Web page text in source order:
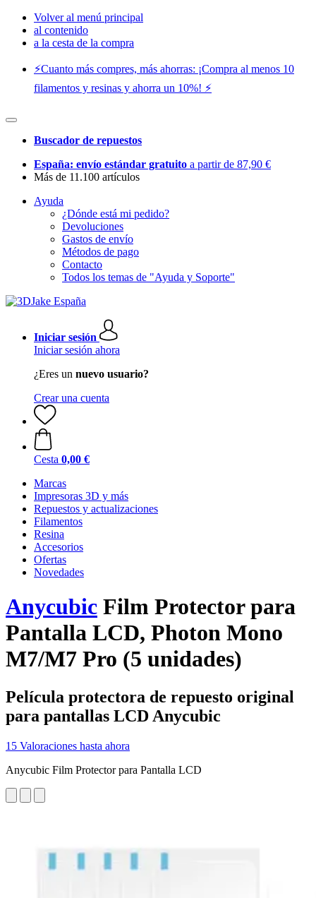
Volver al menú principal
al contenido
a la cesta de la compra
⚡️Cuanto más compres, más ahorras: ¡Compra al menos 10
filamentos y resinas y ahorra un 10%! ⚡️
Buscador de repuestos
España: envío estándar gratuito a partir de 87,90 €
Más de 11.100 artículos
Ayuda
¿Dónde está mi pedido?
Devoluciones
Gastos de envío
Métodos de pago
Contacto
Todos los temas de "Ayuda y Soporte"
Iniciar sesión
Iniciar sesión ahora
¿Eres un nuevo usuario?
Crear una cuenta
Cesta 0,00 €
Marcas
Impresoras 3D y más
Repuestos y actualizaciones
Filamentos
Resina
Accesorios
Ofertas
Novedades
Anycubic Film Protector para
Pantalla LCD, Photon Mono
M7/M7 Pro (5 unidades)
Película protectora de repuesto original
para pantallas LCD Anycubic
15 Valoraciones hasta ahora
Anycubic Film Protector para Pantalla LCD